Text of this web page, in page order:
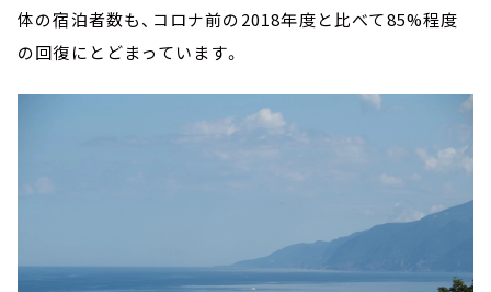
体の宿泊者数も、コロナ前の2018年度と比べて85%程度
の回復にとどまっています。